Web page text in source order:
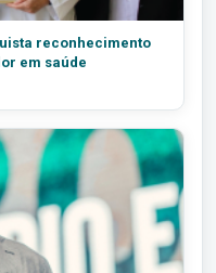
reconhecimento
em saúde